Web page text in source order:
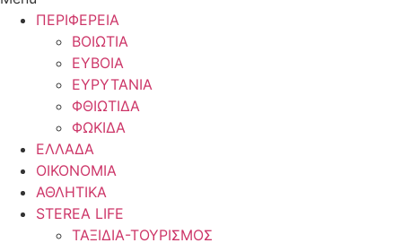
ΠΕΡΙΦΕΡΕΙΑ
ΒΟΙΩΤΙΑ
ΕΥΒΟΙΑ
ΕΥΡΥΤΑΝΙΑ
ΦΘΙΩΤΙΔΑ
ΦΩΚΙΔΑ
ΕΛΛΑΔΑ
ΟΙΚΟΝΟΜΙΑ
ΑΘΛΗΤΙΚΑ
STEREA LIFE
ΤΑΞΙΔΙΑ-ΤΟΥΡΙΣΜΟΣ